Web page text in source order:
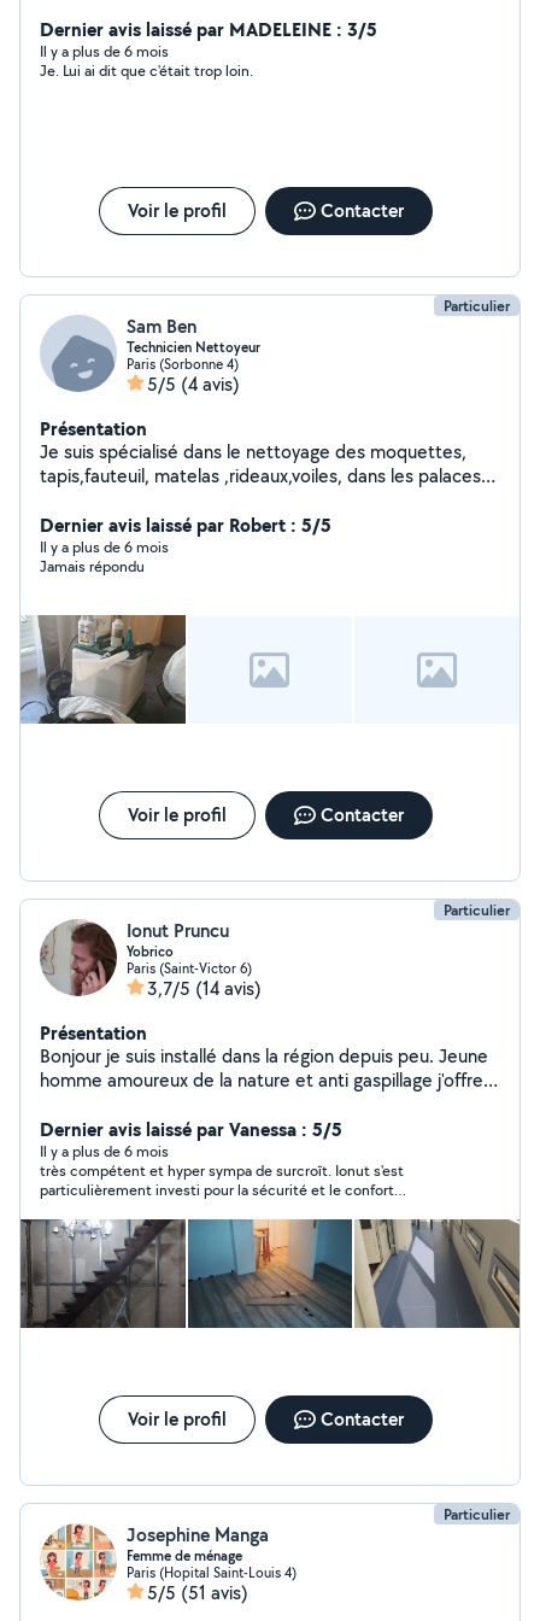
Dernier avis laissé par MADELEINE : 3/5
Il y a plus de 6 mois
Je. Lui ai dit que c'était trop loin.
Voir le profil Contacter
Particulier
Sam Ben
Technicien Nettoyeur
Paris (Sorbonne 4)
5/5 (4 avis)
Présentation
Je suis spécialisé dans le nettoyage des moquettes,
tapis,fauteuil, matelas ,rideaux,voiles, dans les palaces
intérieur des voitures.
Dernier avis laissé par Robert : 5/5
Il y a plus de 6 mois
Jamais répondu
Voir le profil Contacter
Particulier
Ionut Pruncu
Yobrico
Paris (Saint-Victor 6)
3,7/5 (14 avis)
Présentation
Bonjour je suis installé dans la région depuis peu. Jeune
homme amoureux de la nature et anti gaspillage j'offre
restauration de divers objets. N'hésitez pas à me
contacter pour qu'ensemble nous donnons vie a vos
souhaits!
Dernier avis laissé par Vanessa : 5/5
Il y a plus de 6 mois
très compétent et hyper sympa de surcroît. Ionut s'est
particulièrement investi pour la sécurité et le confort
de lui et c'est appréciable. Je vous le recommande !
Voir le profil Contacter
Particulier
Josephine Manga
Femme de ménage
Paris (Hopital Saint-Louis 4)
5/5 (51 avis)